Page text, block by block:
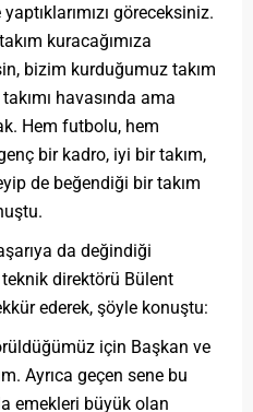
göreceksiniz.
kuracağımıza
bizim kurduğumuz takım
havasında ama
Hem futbolu, hem
bir kadro, iyi bir takım,
de beğendiği bir takım
da değindiği
teknik direktörü Bülent
ederek, şöyle konuştu:
için Başkan ve
Ayrıca geçen sene bu
emekleri büyük olan